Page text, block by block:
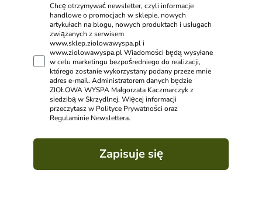
Chcę otrzymywać newsletter, czyli informacje
handlowe o promocjach w sklepie, nowych
artykułach na blogu, nowych produktach i usługach
związanych z serwisem
www.sklep.ziolowawyspa.pl i
www.ziolowawyspa.pl Wiadomości będą wysyłane
w celu marketingu bezpośredniego do realizacji,
którego zostanie wykorzystany podany przeze mnie
adres e-mail. Administratorem danych będzie
ZIOŁOWA WYSPA Małgorzata Kaczmarczyk z
siedzibą w Skrzydlnej. Więcej informacji
przeczytasz w Polityce Prywatności oraz
Regulaminie Newslettera.
Zapisuje się